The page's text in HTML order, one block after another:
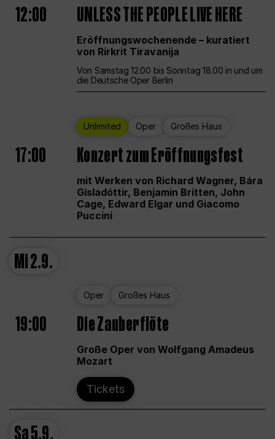
12:00 UNLESS THE PEOPLE LIVE HERE
Eröffnungswochenende – kuratiert
von Rirkrit Tiravanija
Von Samstag 12.00 bis Sonntag 18.00 in und um
die Deutsche Oper Berlin
Unlimited Oper Großes Haus
17:00 Konzert zum Eröffnungsfest
mit Werken von Richard Wagner, Bára
Gísladóttir, Benjamin Britten, John
Cage, Edward Elgar und Giacomo
Puccini
Mi2.9.
Oper Großes Haus
19:00 Die Zauberflöte
Große Oper von Wolfgang Amadeus
Mozart
Tickets